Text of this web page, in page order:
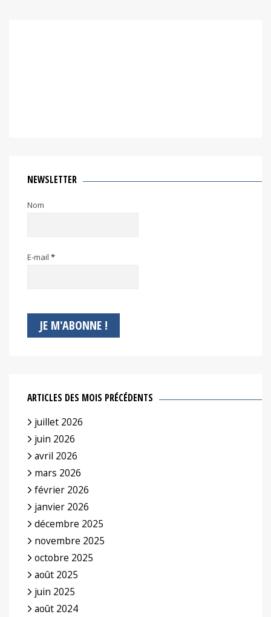
NEWSLETTER
Nom
E-mail *
ARTICLES DES MOIS PRÉCÉDENTS
juillet 2026
juin 2026
avril 2026
mars 2026
février 2026
janvier 2026
décembre 2025
novembre 2025
octobre 2025
août 2025
juin 2025
août 2024